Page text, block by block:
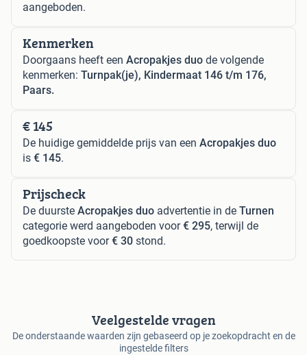
aangeboden.
Kenmerken
Doorgaans heeft een Acropakjes duo de volgende
kenmerken: Turnpak(je), Kindermaat 146 t/m 176,
Paars.
€ 145
De huidige gemiddelde prijs van een Acropakjes duo
is € 145.
Prijscheck
De duurste Acropakjes duo advertentie in de Turnen
categorie werd aangeboden voor€ 295, terwijl de
goedkoopste voor€ 30 stond.
Veelgestelde vragen
De onderstaande waarden zijn gebaseerd op je zoekopdracht en de
ingestelde filters